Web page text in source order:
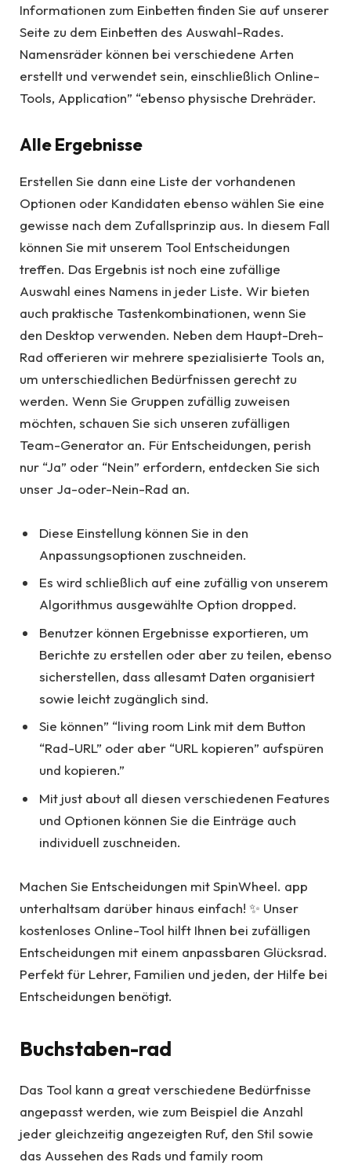
Informationen zum Einbetten finden Sie auf unserer
Seite zu dem Einbetten des Auswahl-Rades.
Namensräder können bei verschiedene Arten
erstellt und verwendet sein, einschließlich Online-
Tools, Application” “ebenso physische Drehräder.
Alle Ergebnisse
Erstellen Sie dann eine Liste der vorhandenen
Optionen oder Kandidaten ebenso wählen Sie eine
gewisse nach dem Zufallsprinzip aus. In diesem Fall
können Sie mit unserem Tool Entscheidungen
treffen. Das Ergebnis ist noch eine zufällige
Auswahl eines Namens in jeder Liste. Wir bieten
auch praktische Tastenkombinationen, wenn Sie
den Desktop verwenden. Neben dem Haupt-Dreh-
Rad offerieren wir mehrere spezialisierte Tools an,
um unterschiedlichen Bedürfnissen gerecht zu
werden. Wenn Sie Gruppen zufällig zuweisen
möchten, schauen Sie sich unseren zufälligen
Team-Generator an. Für Entscheidungen, perish
nur “Ja” oder “Nein” erfordern, entdecken Sie sich
unser Ja-oder-Nein-Rad an.
Diese Einstellung können Sie in den
Anpassungsoptionen zuschneiden.
Es wird schließlich auf eine zufällig von unserem
Algorithmus ausgewählte Option dropped.
Benutzer können Ergebnisse exportieren, um
Berichte zu erstellen oder aber zu teilen, ebenso
sicherstellen, dass allesamt Daten organisiert
sowie leicht zugänglich sind.
Sie können” “living room Link mit dem Button
“Rad-URL” oder aber “URL kopieren” aufspüren
und kopieren.”
Mit just about all diesen verschiedenen Features
und Optionen können Sie die Einträge auch
individuell zuschneiden.
Machen Sie Entscheidungen mit SpinWheel. app
unterhaltsam darüber hinaus einfach! ✨ Unser
kostenloses Online-Tool hilft Ihnen bei zufälligen
Entscheidungen mit einem anpassbaren Glücksrad.
Perfekt für Lehrer, Familien und jeden, der Hilfe bei
Entscheidungen benötigt.
Buchstaben-rad
Das Tool kann a great verschiedene Bedürfnisse
angepasst werden, wie zum Beispiel die Anzahl
jeder gleichzeitig angezeigten Ruf, den Stil sowie
das Aussehen des Rads und family room